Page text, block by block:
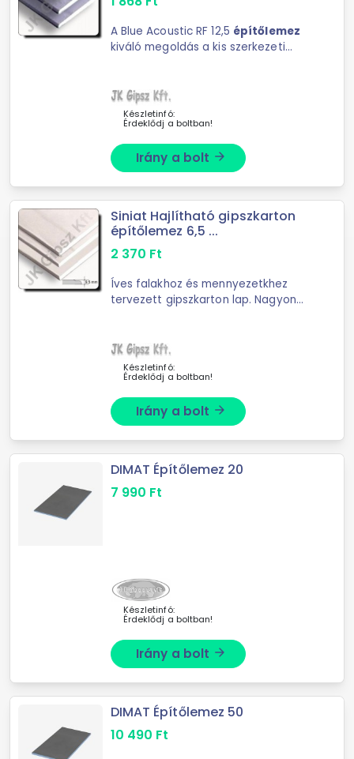
A Blue Acoustic RF 12,5 építőlemez
kiváló megoldás a kis szerkezeti
Készletinfó:
Érdeklődj a boltban!
Irány a bolt arrow_forward
Siniat Hajlítható gipszkarton
építőlemez 6,5 ...
2 370 Ft
Íves falakhoz és mennyezetkhez
tervezett gipszkarton lap. Nagyon
segítségével (hajlított szerkezetek).
A haj
Készletinfó:
Érdeklődj a boltban!
Irány a bolt arrow_forward
DIMAT Építőlemez 20
7 990 Ft
Készletinfó:
Érdeklődj a boltban!
Irány a bolt arrow_forward
DIMAT Építőlemez 50
10 490 Ft